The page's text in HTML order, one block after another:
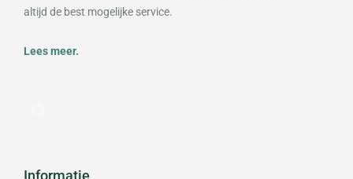
altijd de best mogelijke service.
Lees meer.
Informatie